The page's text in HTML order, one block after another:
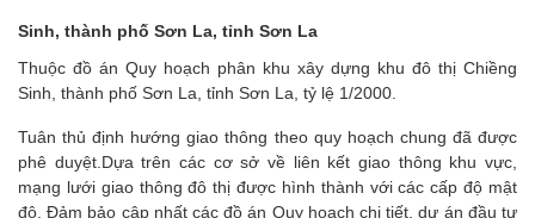
Sinh, thành phố Sơn La, tỉnh Sơn La
Thuộc đồ án Quy hoạch phân khu xây dựng khu đô thị Chiềng
Sinh, thành phố Sơn La, tỉnh Sơn La, tỷ lệ 1/2000.
Tuân thủ định hướng giao thông theo quy hoạch chung đã được
phê duyệt.Dựa trên các cơ sở về liên kết giao thông khu vực,
mạng lưới giao thông đô thị được hình thành với các cấp độ mật
độ. Đảm bảo cập nhất các đồ án Quy hoạch chi tiết, dự án đầu tư